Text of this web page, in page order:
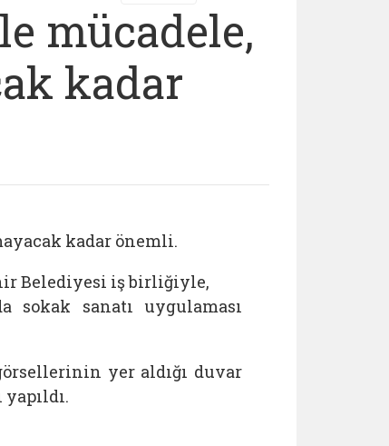
mücadele,
kadar
kadar önemli.
Belediyesi iş birliğiyle,
sokak sanatı uygulaması
görsellerinin yer aldığı duvar